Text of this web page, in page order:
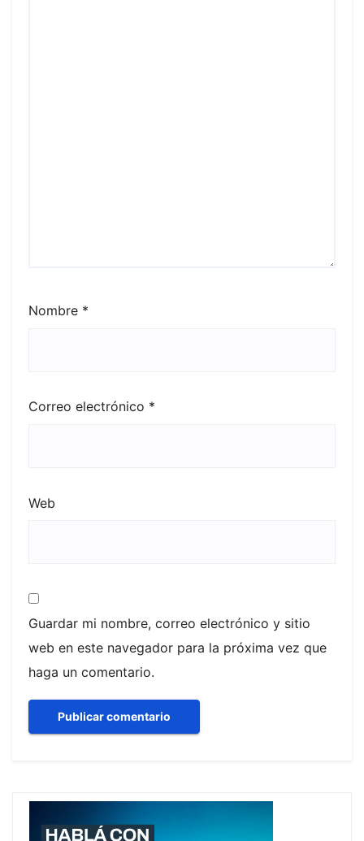
Nombre *
Correo electrónico *
Web
Guardar mi nombre, correo electrónico y sitio
web en este navegador para la próxima vez que
haga un comentario.